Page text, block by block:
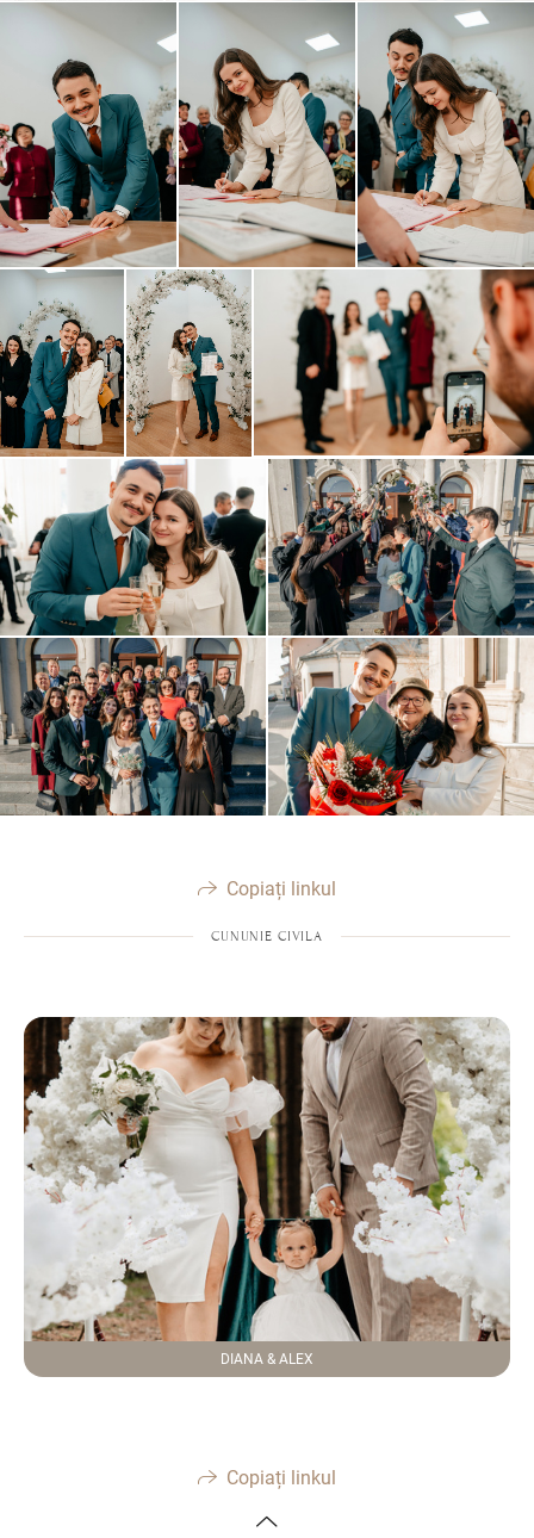
Copiați linkul
CUNUNIE CIVILA
DIANA & ALEX
Copiați linkul